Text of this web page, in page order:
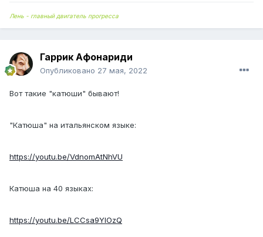
Лень - главный двигатель прогресса
Гаррик Афонариди
Опубликовано 27 мая, 2022
Вот такие "катюши" бывают!
"Катюша" на итальянском языке:
https://youtu.be/VdnomAtNhVU
Катюша на 40 языках:
https://youtu.be/LCCsa9YlOzQ